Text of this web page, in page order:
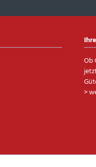
Ob
>